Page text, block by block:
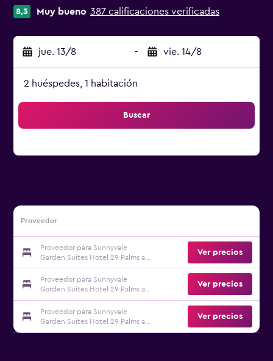
8,3 Muy bueno 387 calificaciones verificadas
jue. 13/8 - vie. 14/8
2 huéspedes, 1 habitación
Buscar
Proveedor
Proveedor para Sunnyvale
Garden Suites Hotel 29 Palms at
Joshua Tree National Park
Ver precios
Proveedor para Sunnyvale
Garden Suites Hotel 29 Palms at
Joshua Tree National Park
Ver precios
Proveedor para Sunnyvale
Garden Suites Hotel 29 Palms at
Joshua Tree National Park
Ver precios